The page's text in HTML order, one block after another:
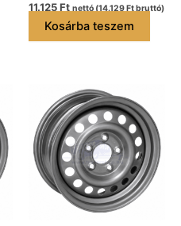
11.125Ft nettó (14.129 Ftbruttó)
Kosárba teszem